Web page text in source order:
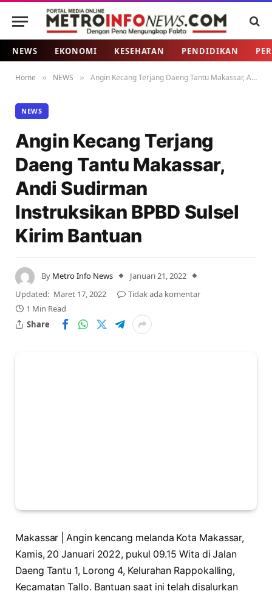
NEWS EKONOMI KESEHATAN PENDIDIKAN
Home » NEWS » Angin Kecang Terjang Daeng Tantu Makassar, Andi Sudirman Instruksikan BPBD Sulsel Kirim Bantuan
NEWS
Angin Kecang Terjang
Daeng Tantu Makassar,
Andi Sudirman
Instruksikan BPBD Sulsel
Kirim Bantuan
By Metro Info News
Januari 21, 2022
Updated: Maret 17, 2022
Tidak ada komentar
1 Min Read
Share
Makassar | Angin kencang melanda Kota Makassar,
Kamis, 20 Januari 2022, pukul 09.15 Wita di Jalan
Daeng Tantu 1, Lorong 4, Kelurahan Rappokalling,
Kecamatan Tallo. Bantuan saat ini telah disalurkan